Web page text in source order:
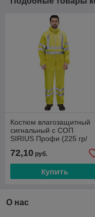
Костюм влагозащитный
сигнальный с СОП
SIRIUS Профи (225 гр/
72,10 руб.
Купить
О нас